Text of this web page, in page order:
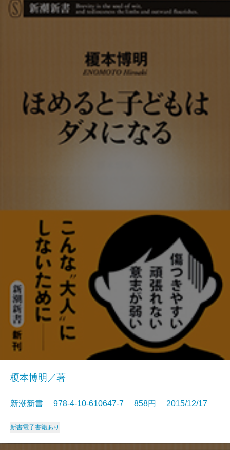
榎本博明／著
新潮新書 978-4-10-610647-7 858円 2015/12/17
新書電子書籍あり